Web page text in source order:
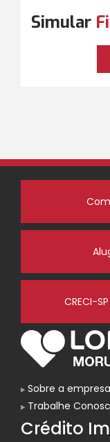
Simular
CRECI-
Sobre a empresa
Trabalhe
Crédito